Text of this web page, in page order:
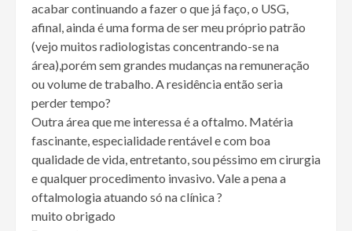
acabar continuando a fazer o que já faço, o USG,
afinal, ainda é uma forma de ser meu próprio patrão
(vejo muitos radiologistas concentrando-se na
área),porém sem grandes mudanças na remuneração
ou volume de trabalho. A residência então seria
perder tempo?
Outra área que me interessa é a oftalmo. Matéria
fascinante, especialidade rentável e com boa
qualidade de vida, entretanto, sou péssimo em cirurgia
e qualquer procedimento invasivo. Vale a pena a
oftalmologia atuando só na clínica ?
muito obrigado